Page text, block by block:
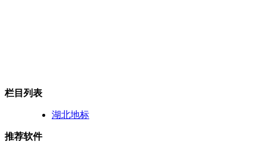
栏目列表
湖北地标
推荐软件